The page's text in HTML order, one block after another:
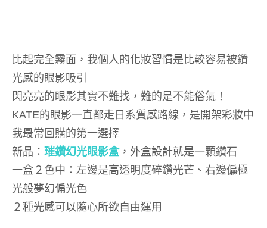
比起完全霧面，我個人的化妝習慣是比較容易被鑽
光感的眼影吸引
閃亮亮的眼影其實不難找，難的是不能俗氣！
KATE的眼影一直都走日系質感路線，是開架彩妝中
我最常回購的第一選擇
新品： 璀鑽幻光眼影盒，外盒設計就是一顆鑽石
一盒２色中：左邊是高透明度碎鑽光芒、右邊偏極
光般夢幻偏光色
２種光感可以隨心所欲自由運用